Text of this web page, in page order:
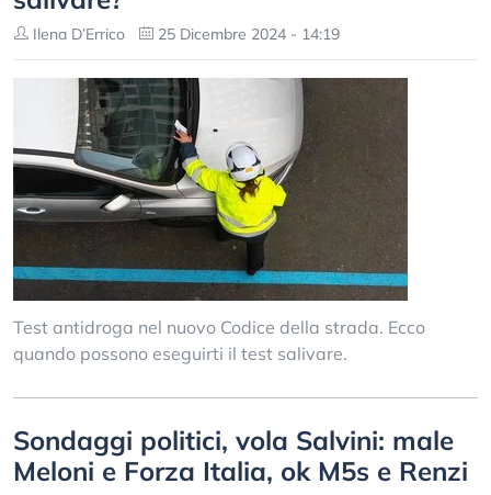
Ilena D’Errico 25 Dicembre 2024 - 14:19
Test antidroga nel nuovo Codice della strada. Ecco
quando possono eseguirti il test salivare.
Sondaggi politici, vola Salvini: male
Meloni e Forza Italia, ok M5s e Renzi